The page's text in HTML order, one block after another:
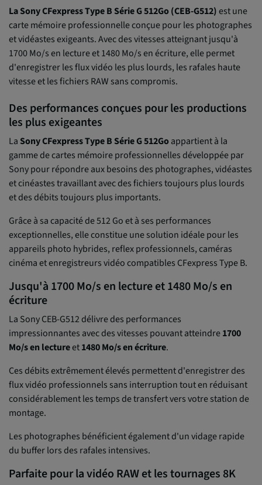
La Sony CFexpress Type B Série G 512Go (CEB-G512)est une
carte mémoire professionnelle conçue pour les photographes
et vidéastes exigeants. Avec des vitesses atteignant jusqu'à
1700 Mo/s en lecture et 1480 Mo/s en écriture, elle permet
d'enregistrer les flux vidéo les plus lourds, les rafales haute
vitesse et les fichiers RAW sans compromis.
Des performances conçues pour les productions
les plus exigeantes
LaSony CFexpress Type B Série G 512Goappartient à la
gamme de cartes mémoire professionnelles développée par
Sony pour répondre aux besoins des photographes, vidéastes
et cinéastes travaillant avec des fichiers toujours plus lourds
et des débits toujours plus importants.
Grâce à sa capacité de 512 Go et à ses performances
exceptionnelles, elle constitue une solution idéale pour les
appareils photo hybrides, reflex professionnels, caméras
cinéma et enregistreurs vidéo compatibles CFexpress Type B.
Jusqu'à 1700 Mo/s en lecture et 1480 Mo/s en
écriture
La Sony CEB-G512 délivre des performances
impressionnantes avec des vitesses pouvant atteindre1700
Mo/s en lectureet1480 Mo/s en écriture.
Ces débits extrêmement élevés permettent d'enregistrer des
flux vidéo professionnels sans interruption tout en réduisant
considérablement les temps de transfert vers votre station de
montage.
Les photographes bénéficient également d'un vidage rapide
du buffer lors des rafales intensives.
Parfaite pour la vidéo RAW et les tournages 8K